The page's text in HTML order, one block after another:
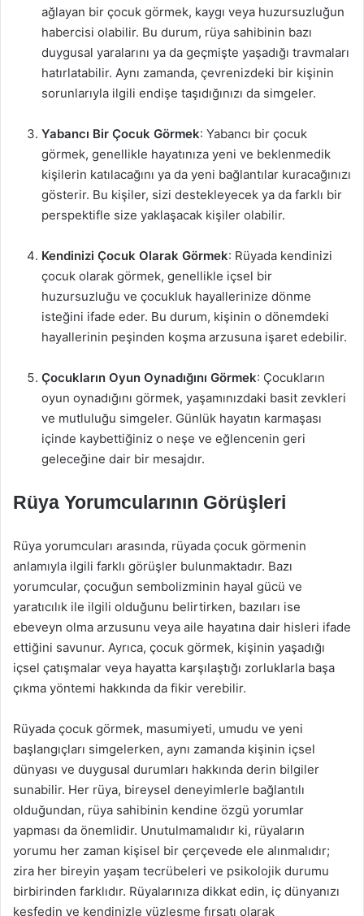
ağlayan bir çocuk görmek, kaygı veya huzursuzluğun
habercisi olabilir. Bu durum, rüya sahibinin bazı
duygusal yaralarını ya da geçmişte yaşadığı travmaları
hatırlatabilir. Aynı zamanda, çevrenizdeki bir kişinin
sorunlarıyla ilgili endişe taşıdığınızı da simgeler.
Yabancı Bir Çocuk Görmek: Yabancı bir çocuk
görmek, genellikle hayatınıza yeni ve beklenmedik
kişilerin katılacağını ya da yeni bağlantılar kuracağınızı
gösterir. Bu kişiler, sizi destekleyecek ya da farklı bir
perspektifle size yaklaşacak kişiler olabilir.
Kendinizi Çocuk Olarak Görmek: Rüyada kendinizi
çocuk olarak görmek, genellikle içsel bir
huzursuzluğu ve çocukluk hayallerinize dönme
isteğini ifade eder. Bu durum, kişinin o dönemdeki
hayallerinin peşinden koşma arzusuna işaret edebilir.
Çocukların Oyun Oynadığını Görmek: Çocukların
oyun oynadığını görmek, yaşamınızdaki basit zevkleri
ve mutluluğu simgeler. Günlük hayatın karmaşası
içinde kaybettiğiniz o neşe ve eğlencenin geri
geleceğine dair bir mesajdır.
Rüya Yorumcularının Görüşleri
Rüya yorumcuları arasında, rüyada çocuk görmenin
anlamıyla ilgili farklı görüşler bulunmaktadır. Bazı
yorumcular, çocuğun sembolizminin hayal gücü ve
yaratıcılık ile ilgili olduğunu belirtirken, bazıları ise
ebeveyn olma arzusunu veya aile hayatına dair hisleri ifade
ettiğini savunur. Ayrıca, çocuk görmek, kişinin yaşadığı
içsel çatışmalar veya hayatta karşılaştığı zorluklarla başa
çıkma yöntemi hakkında da fikir verebilir.
Rüyada çocuk görmek, masumiyeti, umudu ve yeni
başlangıçları simgelerken, aynı zamanda kişinin içsel
dünyası ve duygusal durumları hakkında derin bilgiler
sunabilir. Her rüya, bireysel deneyimlerle bağlantılı
olduğundan, rüya sahibinin kendine özgü yorumlar
yapması da önemlidir. Unutulmamalıdır ki, rüyaların
yorumu her zaman kişisel bir çerçevede ele alınmalıdır;
zira her bireyin yaşam tecrübeleri ve psikolojik durumu
birbirinden farklıdır. Rüyalarınıza dikkat edin, iç dünyanızı
keşfedin ve kendinizle yüzleşme fırsatı olarak